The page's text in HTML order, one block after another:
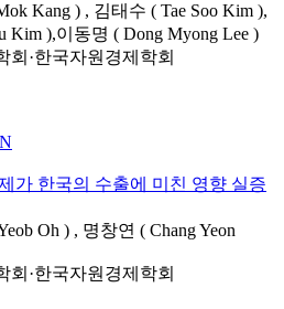
Kang ) , 김태수 ( Tae Soo Kim ),
Kim ),이동명 ( Dong Myong Lee )
회·한국자원경제학회
가 한국의 수출에 미친 영향 실증
Oh ) , 명창연 ( Chang Yeon
회·한국자원경제학회